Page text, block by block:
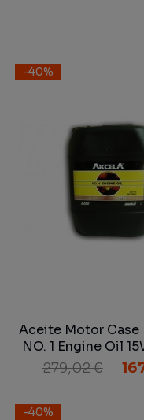
-40%
Aceite Motor Case
NO. 1 Engine Oil
1121 SAE 15W-
279,02 €
-40%